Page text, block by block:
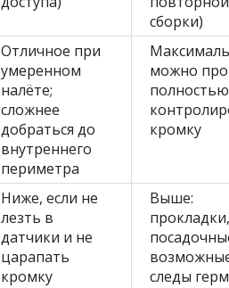
сборки)
Отличное при
умеренном
налёте;
сложнее
добраться до
внутреннего
периметра
можно
кромку
Ниже, если не
лезть в
датчики и не
царапать
кромку
Выше:
следы